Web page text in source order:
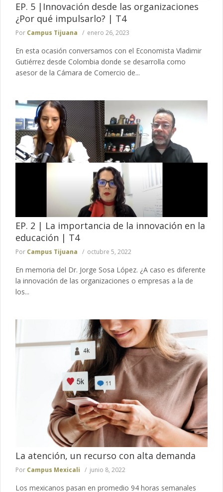
EP. 5 |Innovación desde las organizaciones
¿Por qué impulsarlo? | T4
Por Campus Tijuana enero 26, 2023
En esta ocasión conversamos con el Economista Vladimir
Gutiérrez desde Colombia donde se desarrolla como
asesor de la Cámara de Comercio de...
EP. 2 | La importancia de la innovación en la
educación | T4
Por Campus Tijuana octubre 5, 2022
En memoria del Dr. Jorge Sosa López. ¿A caso es diferente
la innovación de las organizaciones o empresas a la de
los...
La atención, un recurso con alta demanda
Por Campus Mexicali junio 8, 2022
Los mexicanos pasan en promedio 94 horas semanales